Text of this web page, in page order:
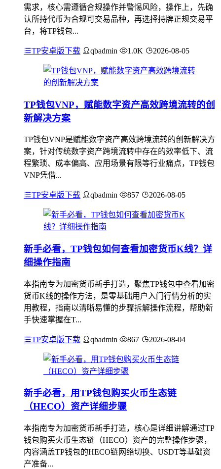
需求，核心需遵循合规操作并警惕风险，操作上，先确
认所持代币为合规可交易品种，再选择持牌正规交易平
台，将TP钱包...
TP安卓版下载 qbadmin 1.0K 2026-08-05
TP钱包VNP，赋能数字资产高效跨境流转的创
新解决方案
TP钱包VNP是赋能数字资产高效跨境流转的创新解决方
案，针对传统数字资产跨境流转中存在的效率低下、流
程繁琐、成本偏高、应用场景有限等行业痛点，TP钱包
VNP凭借...
TP安卓版下载 qbadmin 857 2026-08-05
新手必看，TP钱包如何查看加密货币K线？详
细操作指南
本指南专为加密货币新手打造，聚焦TP钱包中查看加密
货币K线的操作方法，是零基础用户入门行情分析的实
用教程，指南以清晰易懂的步骤拆解操作流程，帮助新
手快速掌握在T...
TP安卓版下载 qbadmin 867 2026-08-04
新手必看，用TP钱包购买火币生态链
（HECO）资产详细步骤
本指南专为加密货币新手打造，核心是详细讲解通过TP
钱包购买火币生态链（HECO）资产的完整操作步骤，
内容涵盖TP钱包的HECO链网络切换、USDT等基础资
产准备...